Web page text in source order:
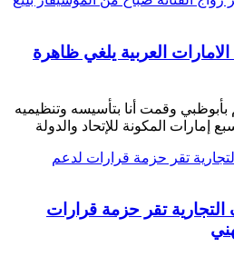
العربية يلغي ظاهرة
وقمت أنا بتأسيسه وتنظيميه
إمارات المكونة للإتحاد والدولة
التجارية تقر حزمة قرارات